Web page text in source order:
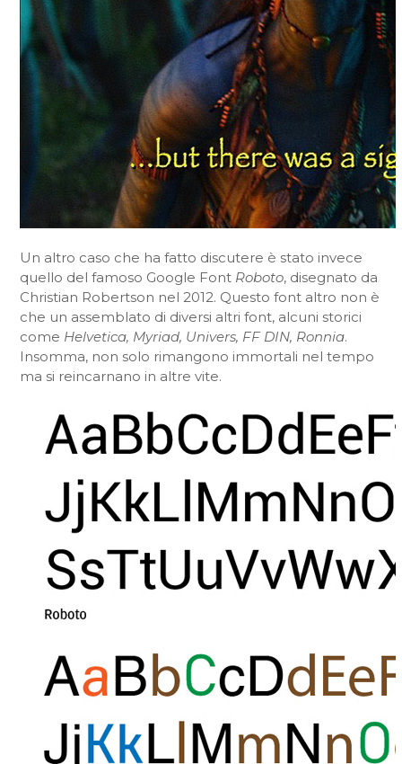
Un altro caso che ha fatto discutere è stato invece
quello del famoso Google Font Roboto, disegnato da
Christian Robertson nel 2012. Questo font altro non è
che un assemblato di diversi altri font, alcuni storici
come Helvetica, Myriad, Univers, FF DIN, Ronnia.
Insomma, non solo rimangono immortali nel tempo
ma si reincarnano in altre vite.